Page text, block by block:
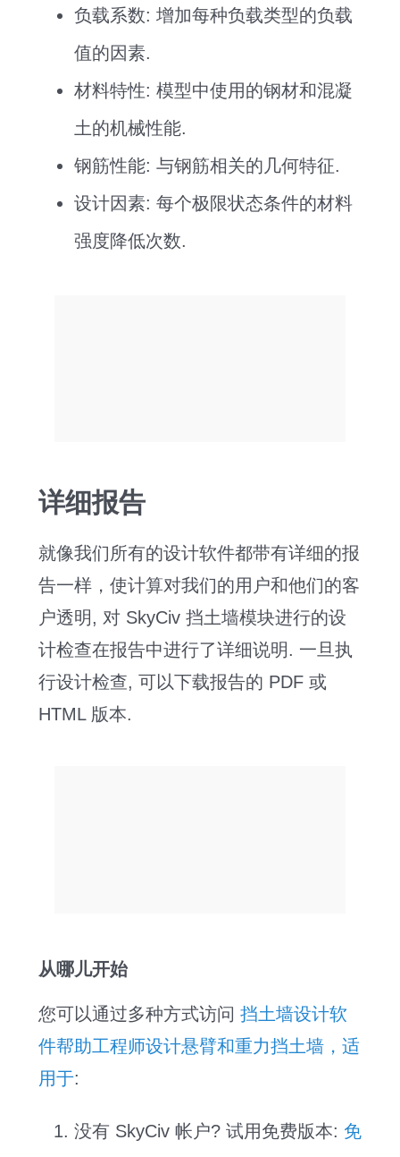
负载系数: 增加每种负载类型的负载
值的因素.
材料特性: 模型中使用的钢材和混凝
土的机械性能.
钢筋性能: 与钢筋相关的几何特征.
设计因素: 每个极限状态条件的材料
强度降低次数.
详细报告
就像我们所有的设计软件都带有详细的报
告一样，使计算对我们的用户和他们的客
户透明, 对 SkyCiv 挡土墙模块进行的设
计检查在报告中进行了详细说明. 一旦执
行设计检查, 可以下载报告的 PDF 或
HTML 版本.
从哪儿开始
您可以通过多种方式访问 挡土墙设计软
件帮助工程师设计悬臂和重力挡土墙，适
用于:
没有 SkyCiv 帐户? 试用免费版本: 免